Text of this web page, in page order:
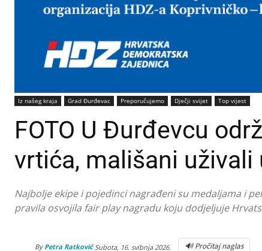
Iz našeg kraja Grad Đurđevac Preporučujemo Dječji svijet Top vijest
FOTO U Đurđevcu
vrtića, mališani
Najbolje ekipe i pojedinci nagrađeni su medaljama i
pravila osvojila fair play nagradu koju dodjeljuje
By Petra Ratković Subota, 16. svibnja 2026. 🔊 Pročitaj naglas